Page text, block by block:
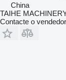
China
TAIHE
Contacte o vendedor